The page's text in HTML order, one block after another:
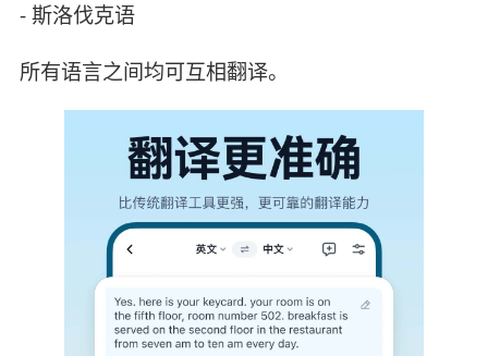
- 斯洛伐克语
所有语言之间均可互相翻译。